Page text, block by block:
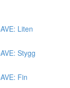
Liten
Stygg
Fin